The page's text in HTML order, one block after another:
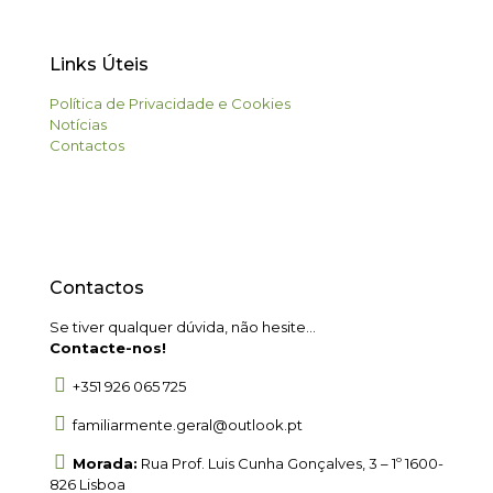
Links Úteis
Política de Privacidade e Cookies
Notícias
Contactos
Contactos
Se tiver qualquer dúvida, não hesite...
Contacte-nos!
+351 926 065 725
familiarmente.geral@outlook.pt
Morada: Rua Prof. Luis Cunha Gonçalves, 3 – 1º 1600-
826 Lisboa